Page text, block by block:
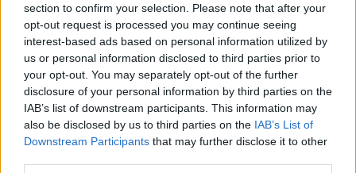
section to confirm your selection. Please note that after your
opt-out request is processed you may continue seeing
interest-based ads based on personal information utilized by
us or personal information disclosed to third parties prior to
your opt-out. You may separately opt-out of the further
disclosure of your personal information by third parties on the
IAB’s list of downstream participants. This information may
also be disclosed by us to third parties on the IAB’s List of
Downstream Participants that may further disclose it to other
Tagi: INTERNET MAŁŻEŃSTWO
Najnowsze
06 sierpnia 2026 | 09:50
Śnieżnej